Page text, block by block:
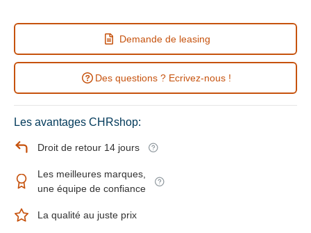
Demande de leasing
Des questions ? Ecrivez-nous !
Les avantages CHRshop:
Droit de retour 14 jours
Les meilleures marques,
une équipe de confiance
La qualité au juste prix